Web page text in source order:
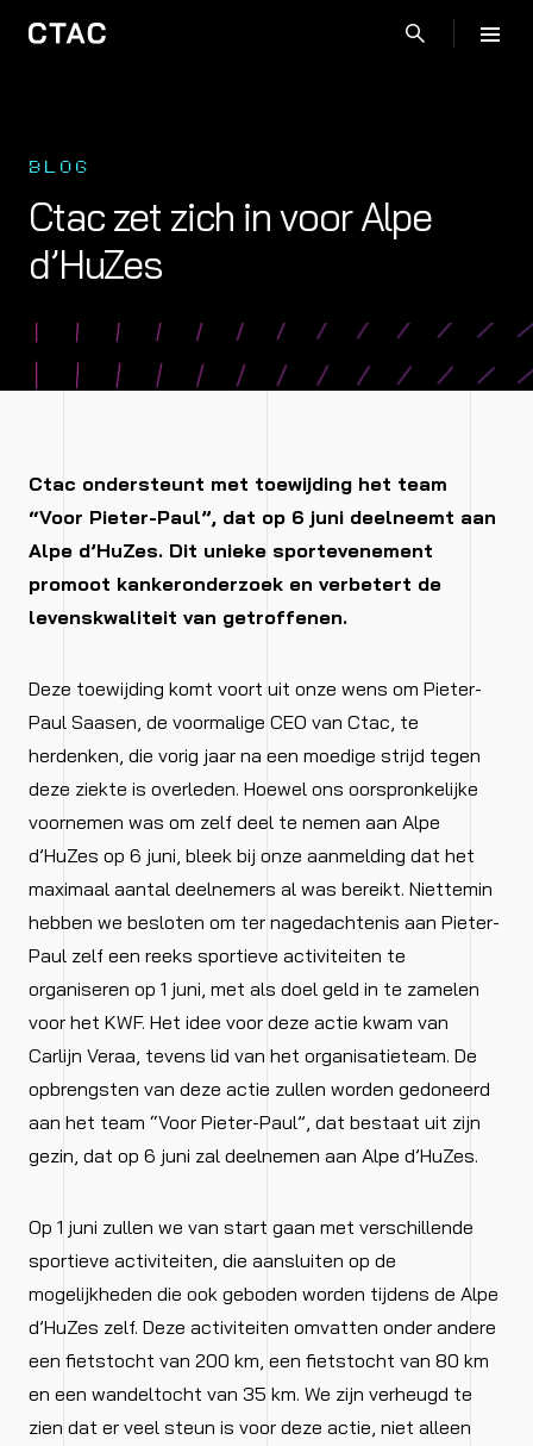
BLOG
Ctac zet zich in voor Alpe
d’HuZes
Ctac ondersteunt met toewijding het team
“Voor Pieter-Paul”, dat op 6 juni deelneemt aan
Alpe d’HuZes. Dit unieke sportevenement
promoot kankeronderzoek en verbetert de
levenskwaliteit van getroffenen.
Deze toewijding komt voort uit onze wens om Pieter-
Paul Saasen, de voormalige CEO van Ctac, te
herdenken, die vorig jaar na een moedige strijd tegen
deze ziekte is overleden. Hoewel ons oorspronkelijke
voornemen was om zelf deel te nemen aan Alpe
d’HuZes op 6 juni, bleek bij onze aanmelding dat het
maximaal aantal deelnemers al was bereikt. Niettemin
hebben we besloten om ter nagedachtenis aan Pieter-
Paul zelf een reeks sportieve activiteiten te
organiseren op 1 juni, met als doel geld in te zamelen
voor het KWF. Het idee voor deze actie kwam van
Carlijn Veraa, tevens lid van het organisatieteam. De
opbrengsten van deze actie zullen worden gedoneerd
aan het team “Voor Pieter-Paul”, dat bestaat uit zijn
gezin, dat op 6 juni zal deelnemen aan Alpe d’HuZes.
Op 1 juni zullen we van start gaan met verschillende
sportieve activiteiten, die aansluiten op de
mogelijkheden die ook geboden worden tijdens de Alpe
d’HuZes zelf. Deze activiteiten omvatten onder andere
een fietstocht van 200 km, een fietstocht van 80 km
en een wandeltocht van 35 km. We zijn verheugd te
zien dat er veel steun is voor deze actie, niet alleen